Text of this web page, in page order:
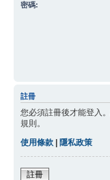
密碼:
註冊
您必須註冊後才能登入
規則。
使用條款 | 隱私政策
註冊